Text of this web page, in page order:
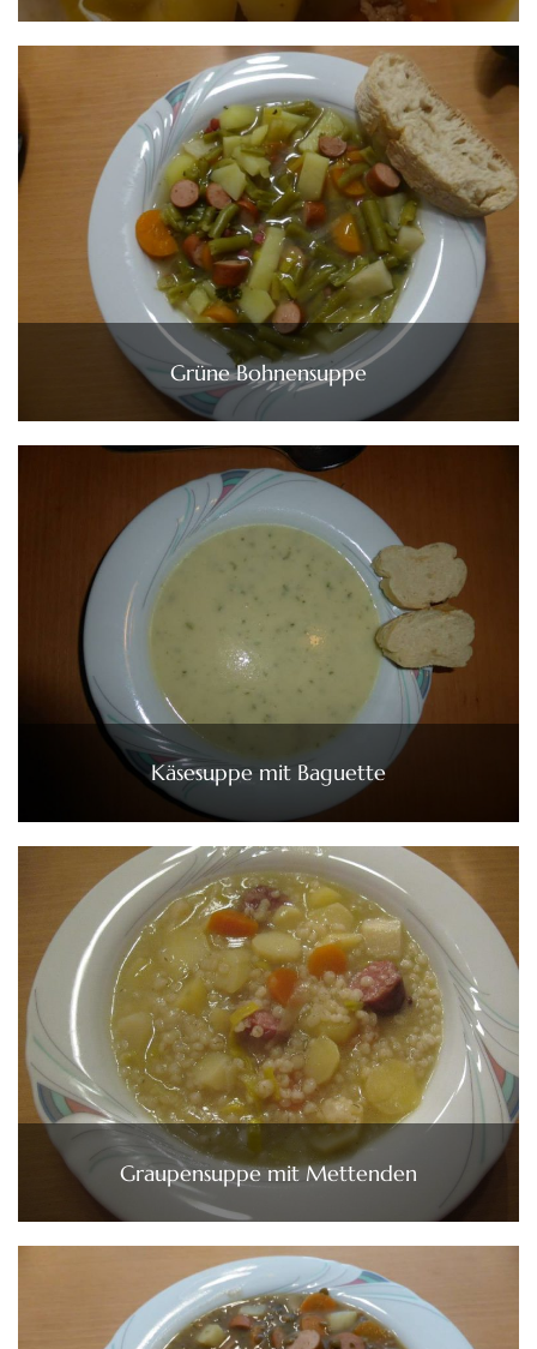
Grüne Bohnensuppe
Käsesuppe mit Baguette
Graupensuppe mit Mettenden